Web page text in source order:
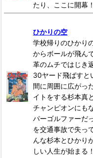
たり、ここに開幕！
ひかりの空
学校帰りのひかり
からボールが飛ん
革のムチではじき
30ヤード飛ばすと
間に周囲に広がっ
イトをする杉本真
チャンピオンにも
パーゴルファーだ
を交通事故で失っ
んな杉本とひかり
しい人生が始まる！